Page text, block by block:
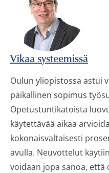
Vikaa systeemissä
Oulun yliopistossa astui
paikallinen sopimus
Opetustuntikatoista
käytettävää aikaa
kokonaisvaltaisesti
avulla. Neuvottelut
voidaan jopa sanoa,